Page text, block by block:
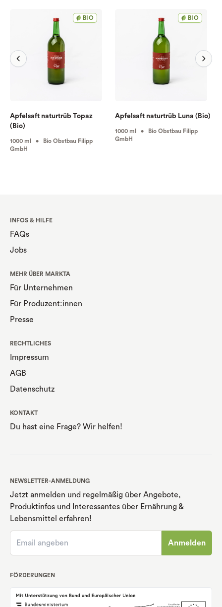
BIO
Apfelsaft naturtrüb Topaz
(Bio)
1000 ml • Bio Obstbau Filipp
GmbH
BIO
Apfelsaft naturtrüb Luna (Bio)
1000 ml • Bio Obstbau Filipp
GmbH
INFOS & HILFE
FAQs
Jobs
MEHR ÜBER MARKTA
Für Unternehmen
Für Produzent:innen
Presse
RECHTLICHES
Impressum
AGB
Datenschutz
KONTAKT
Du hast eine Frage? Wir helfen!
NEWSLETTER-ANMELDUNG
Jetzt anmelden und regelmäßig über Angebote,
Produktinfos und Interessantes über Ernährung &
Lebensmittel erfahren!
Anmelden
FÖRDERUNGEN